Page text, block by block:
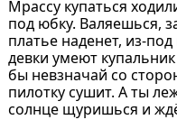
Мрассу купаться
под юбку. Валяешься,
платье наденет, из-
девки умеют
бы невзначай со
пилотку сушит. А ты
солнце щуришься и